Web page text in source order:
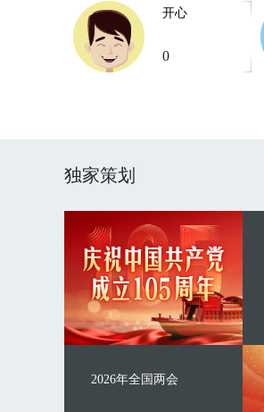
开心
0
独家策划
2026年全国两会